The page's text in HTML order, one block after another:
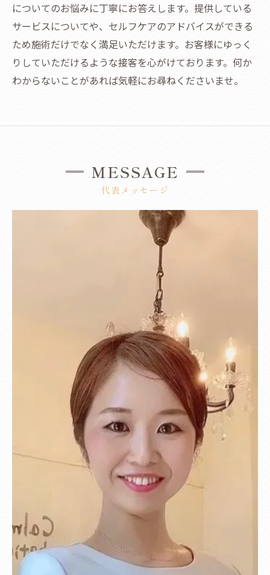
についてのお悩みに丁寧にお答えします。提供している
サービスについてや、セルフケアのアドバイスができる
ため施術だけでなく満足いただけます。お客様にゆっく
りしていただけるような接客を心がけております。何か
わからないことがあれば気軽にお尋ねくださいませ。
代表メッセージ
MESSAGE